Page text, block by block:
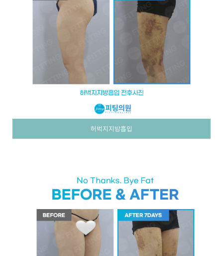
허벅지지방흡입